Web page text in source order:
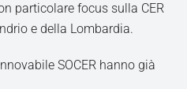
particolare focus sulla CER
e della Lombardia.
SOCER hanno già